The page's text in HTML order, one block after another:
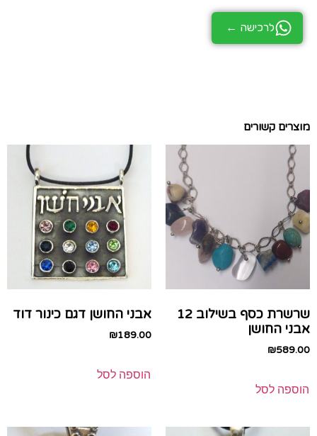
לרכישה ←
מוצרים קשורים
שרשרת כסף בשילוב 12
אבני החושן
₪589.00
הוספה לסל
אבני החושן דגם כינור דוד
₪189.00
הוספה לסל